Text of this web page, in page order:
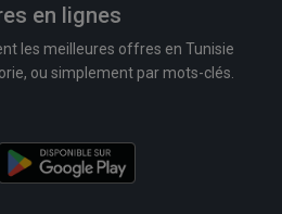
en lignes
les meilleures offres en Tunisie
ou simplement par mots-clés.